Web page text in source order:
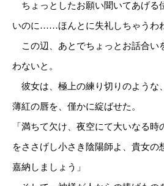
ちょっとしたお願い聞いてあげる
いのに……ほんとに失礼しちゃうわ
この辺、あとでちょっとお話合い
わないと。
彼女は、極上の練り切りのような
薄紅の唇を、僅かに綻ばせた。
「満ちて欠け、夜空にて大いなる時
をささげし小さき陰陽師よ、貴女の
嘉納しましょう」